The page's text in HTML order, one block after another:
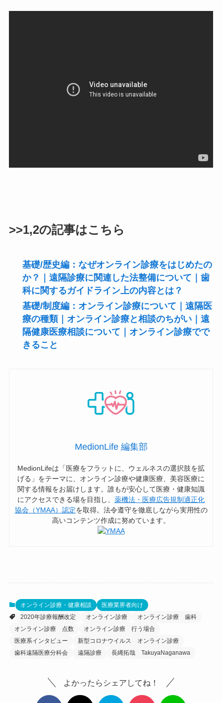
>>1,2の記事はこちら
基礎/歴史編：なぜオンライン診療をはじめたの
か？｜遠隔診療に関連した法整備について｜歯
科に関するガイドライン上の内容とは？
基礎/制度編：オンライン診療について｜遠隔医
療の種類｜オンライン診療と相談のちがい｜遠
隔健康医療相談について｜オンライン診療でで
きること
MedionLife 編集部
MedionLifeは「医療をフラットに、ウェルネスの選択肢を拡
げる」をテーマに、オンライン診療や健康医療、美容医療に
関する情報をお届けします。誰もが安心して医療・健康知識
にアクセスできる場を目指し、 薬機法・医療広告規制適正化
協会（YMAA）認定を取得。法令遵守を徹底しながら実用性の
高いコンテンツ作成に努めています。
オンライン診療・健康相談
医療業界者向け
2020年診療報酬改定
オンライン診療
オンライン診療 歯科
オンライン診療 点数
オンライン診療 行う場合
医療系インタビュー
新型コロナウイルス オンライン診療
歯科遠隔医療分科会
遠隔診療 長縄拓哉 TakuyaNaganawa
よかったらシェアしてね！